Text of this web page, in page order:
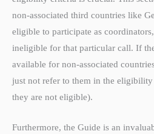
non-associated third countries like
eligible to participate as
ineligible for that particular call. If
available for non-associated
just not refer to them in the
they are not eligible).
Furthermore, the Guide is an